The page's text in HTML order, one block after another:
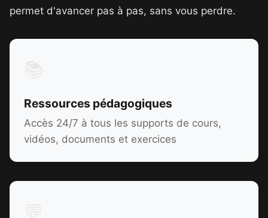
permet d'avancer pas à pas, sans vous perdre.
Ressources pédagogiques
Accès 24/7 à tous les supports de cours,
vidéos, documents et exercices